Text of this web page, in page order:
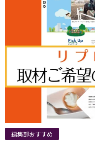
編集部おすすめ